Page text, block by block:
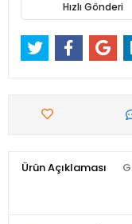
Hızlı Gönderi
Ürün Açıklaması